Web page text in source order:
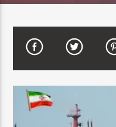
MEZCLA
1:00 PM 3:00
Beone Radio